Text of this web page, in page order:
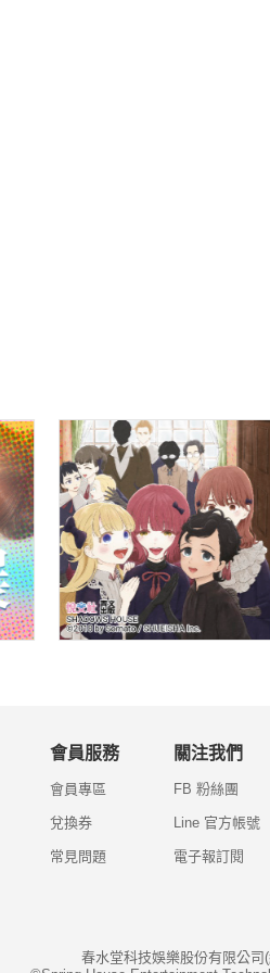
會員服務
會員專區
兌換券
常見問題
關注我們
FB 粉絲團
Line 官方帳號
電子報訂閱
春水堂科技娛樂股份有限公司